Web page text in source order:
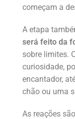
começam a
A etapa
será feito da
sobre limites.
curiosidade,
encantador,
chão ou uma
As reações